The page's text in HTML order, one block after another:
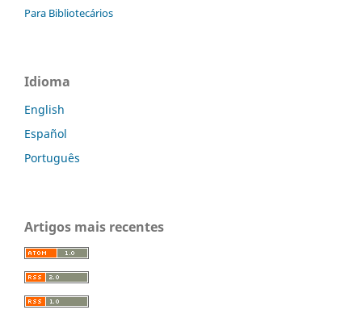
Para Bibliotecários
Idioma
English
Español
Português
Artigos mais recentes